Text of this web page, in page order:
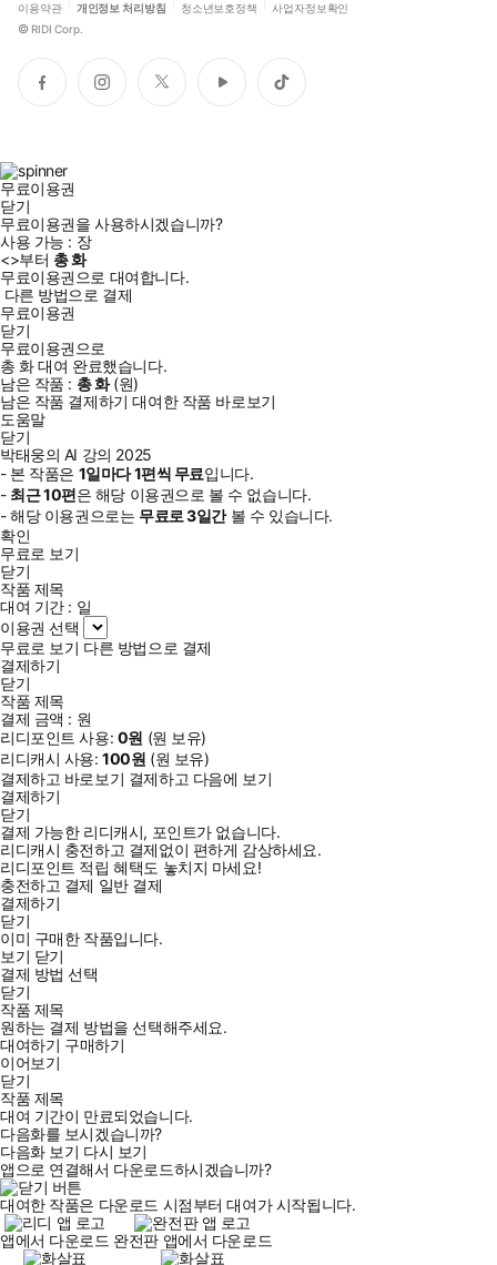
이용약관 개인정보 처리방침 청소년보호정책 사업자정보확인
© RIDI Corp.
페
이
인
스
트
위
유
튜
틱
톡
무료이용권
닫기
무료이용권을 사용하시겠습니까?
사용 가능 : 장
<>부터 총화
무료이용권으로 대여합니다.
다른 방법으로 결제
무료이용권
닫기
무료이용권으로
총화대여 완료했습니다.
남은 작품 : 총화(원)
남은 작품 결제하기 대여한 작품 바로보기
도움말
닫기
박태웅의 AI 강의 2025
- 본 작품은 1일마다1편씩 무료입니다.
- 최근10편은 해당 이용권으로 볼 수 없습니다.
- 해당 이용권으로는 무료로3일간볼 수 있습니다.
확인
무료로 보기
닫기
작품 제목
대여 기간 : 일
이용권 선택
무료로 보기 다른 방법으로 결제
결제하기
닫기
작품 제목
결제 금액 : 원
리디포인트 사용: 0원 (원 보유)
리디캐시 사용:100원 (원 보유)
결제하고 바로보기 결제하고 다음에 보기
결제하기
닫기
결제 가능한 리디캐시, 포인트가 없습니다.
리디캐시 충전하고 결제없이 편하게 감상하세요.
리디포인트 적립 혜택도 놓치지 마세요!
충전하고 결제 일반 결제
결제하기
닫기
이미 구매한 작품입니다.
보기 닫기
결제 방법 선택
닫기
작품 제목
원하는 결제 방법을 선택해주세요.
대여하기 구매하기
이어보기
닫기
작품 제목
대여 기간이 만료되었습니다.
다음화를 보시겠습니까?
다음화 보기 다시 보기
앱으로 연결해서 다운로드하시겠습니까?
대여한 작품은 다운로드 시점부터 대여가 시작됩니다.
앱에서 다운로드 완전판 앱에서 다운로드